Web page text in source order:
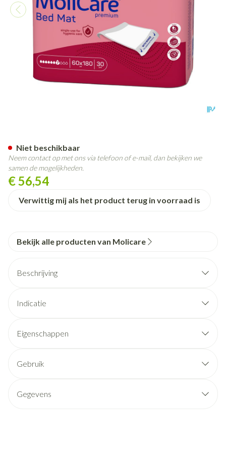
€ 56,54
Verwittig mij als het product terug in voorraad is
Niet beschikbaar
Neem contact op met ons via telefoon of e-mail, dan bekijken we
samen de mogelijkheden.
Bekijk alle producten van Molicare
Beschrijving
Indicatie
Eigenschappen
Gebruik
Gegevens